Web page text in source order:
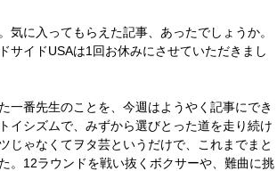
に入ってもらえた記事、あったでしょうか。
サイドUSAは1回お休みにさせていただきまし
一番先生のことを、今週はようやく記事にでき
イシズムで、みずから選びとった道を走り続け
じゃなくてヲタ芸というだけで、これまでまと
。12ラウンドを戦い抜くボクサーや、難曲に挑